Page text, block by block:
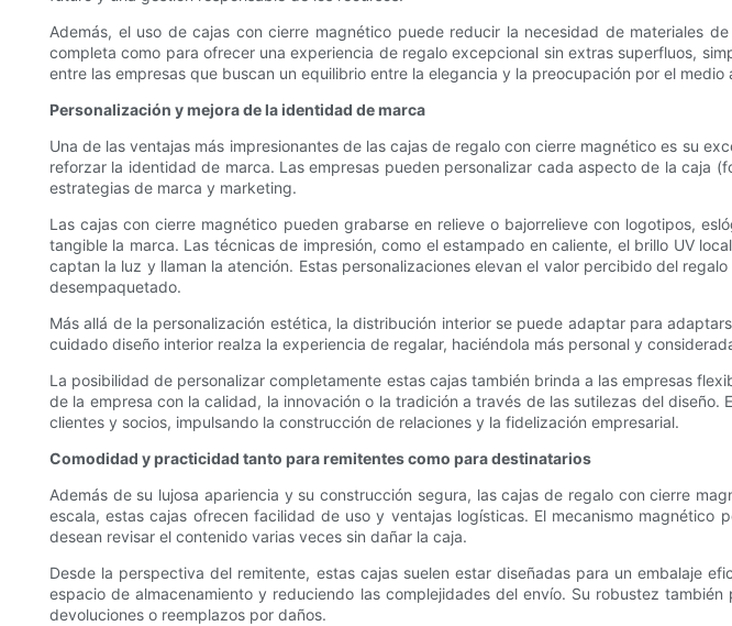
Además, el uso de cajas con cierre magnético puede reducir la necesidad de materiales
completa como para ofrecer una experiencia de regalo excepcional sin extras superfluos,
entre las empresas que buscan un equilibrio entre la elegancia y la preocupación por el medio
Personalización y mejora de la identidad de marca
Una de las ventajas más impresionantes de las cajas de regalo con cierre magnético es su
reforzar la identidad de marca. Las empresas pueden personalizar cada aspecto de la
estrategias de marca y marketing.
Las cajas con cierre magnético pueden grabarse en relieve o bajorrelieve con logotipos,
tangible la marca. Las técnicas de impresión, como el estampado en caliente, el brillo UV
captan la luz y llaman la atención. Estas personalizaciones elevan el valor percibido del
desempaquetado.
Más allá de la personalización estética, la distribución interior se puede adaptar para
cuidado diseño interior realza la experiencia de regalar, haciéndola más personal y
La posibilidad de personalizar completamente estas cajas también brinda a las empresas
de la empresa con la calidad, la innovación o la tradición a través de las sutilezas del
clientes y socios, impulsando la construcción de relaciones y la fidelización empresarial.
Comodidad y practicidad tanto para remitentes como para destinatarios
Además de su lujosa apariencia y su construcción segura, las cajas de regalo con cierre
escala, estas cajas ofrecen facilidad de uso y ventajas logísticas. El mecanismo
desean revisar el contenido varias veces sin dañar la caja.
Desde la perspectiva del remitente, estas cajas suelen estar diseñadas para un embalaje
espacio de almacenamiento y reduciendo las complejidades del envío. Su robustez
devoluciones o reemplazos por daños.